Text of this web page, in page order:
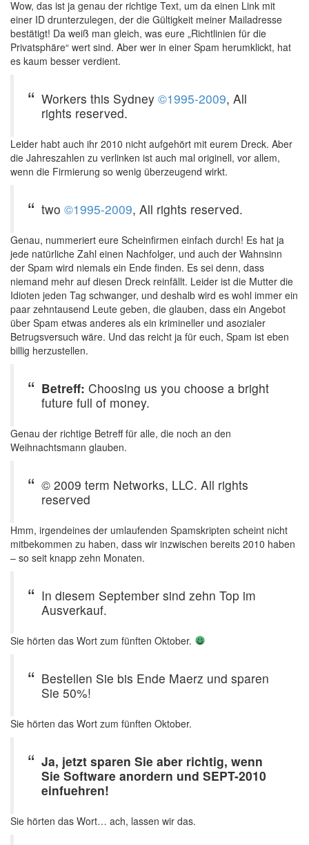
Wow, das ist ja genau der richtige Text, um da einen Link mit
einer ID drunterzulegen, der die Gültigkeit meiner Mailadresse
bestätigt! Da weiß man gleich, was eure „Richtlinien für die
Privatsphäre“ wert sind. Aber wer in einer Spam herumklickt, hat
es kaum besser verdient.
Workers this Sydney ©1995-2009, All
rights reserved.
Leider habt auch ihr 2010 nicht aufgehört mit eurem Dreck. Aber
die Jahreszahlen zu verlinken ist auch mal originell, vor allem,
wenn die Firmierung so wenig überzeugend wirkt.
two ©1995-2009, All rights reserved.
Genau, nummeriert eure Scheinfirmen einfach durch! Es hat ja
jede natürliche Zahl einen Nachfolger, und auch der Wahnsinn
der Spam wird niemals ein Ende finden. Es sei denn, dass
niemand mehr auf diesen Dreck reinfällt. Leider ist die Mutter die
Idioten jeden Tag schwanger, und deshalb wird es wohl immer ein
paar zehntausend Leute geben, die glauben, dass ein Angebot
über Spam etwas anderes als ein krimineller und asozialer
Betrugsversuch wäre. Und das reicht ja für euch, Spam ist eben
billig herzustellen.
Betreff: Choosing us you choose a bright
future full of money.
Genau der richtige Betreff für alle, die noch an den
Weihnachtsmann glauben.
© 2009 term Networks, LLC. All rights
reserved
Hmm, irgendeines der umlaufenden Spamskripten scheint nicht
mitbekommen zu haben, dass wir inzwischen bereits 2010 haben
– so seit knapp zehn Monaten.
In diesem September sind zehn Top im
Ausverkauf.
Sie hörten das Wort zum fünften Oktober.
Bestellen Sie bis Ende Maerz und sparen
Sie 50%!
Sie hörten das Wort zum fünften Oktober.
Ja, jetzt sparen Sie aber richtig, wenn
Sie Software anordern und SEPT-2010
einfuehren!
Sie hörten das Wort… ach, lassen wir das.